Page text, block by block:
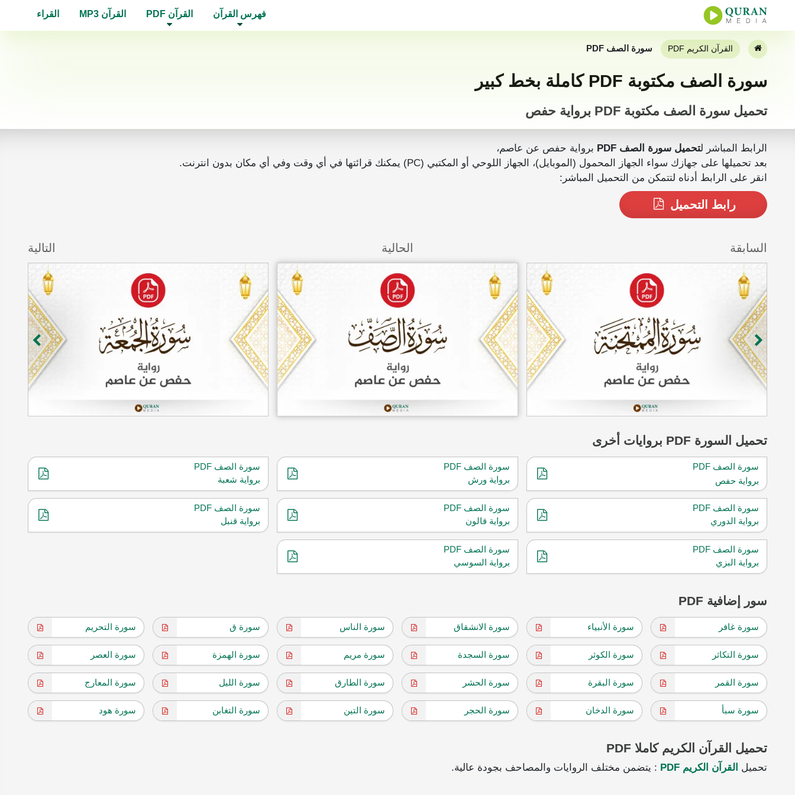
فهرس القرآن القرآن PDF القرآن MP3 القراء
القرآن الكريم PDF سورة الصف PDF
سورة الصف مكتوبة PDF كاملة بخط كبير
تحميل سورة الصف مكتوبة PDF برواية حفص
الرابط المباشر لتحميل سورة الصف PDF
برواية حفص عن عاصم،
بعد تحميلها على جهازك سواء الجهاز المحمول (الموبايل)، الجهاز اللوحي أو المكتبي (PC) يمكنك قرائتها في أي وقت وفي أي مكان بدون انترنت.
انقر على الرابط أدناه لتتمكن من التحميل المباشر:
رابط التحميل
الحالية السابقة التالية
تحميل السورة
سورة الصف PDF
برواية حفص
سورة الصف PDF
برواية ورش
سورة الصف PDF
برواية شعبة
سورة الصف PDF
برواية الدوري
سورة الصف PDF
برواية قالون
سورة الصف PDF
برواية قنبل
سورة الصف PDF
برواية البزي
سورة الصف PDF
برواية السوسي
سور إضافية PDF
سورة غافر سورة الأنبياء سورة الانشقاق سورة الناس سورة ق سورة التحريم
سورة التكاثر سورة الكوثر سورة السجدة سورة مريم سورة الهمزة سورة العصر
سورة القمر سورة البقرة سورة الحشر سورة الطارق سورة الليل سورة المعارج
سورة سبأ سورة الدخان سورة الحجر سورة التين سورة التغابن سورة هود
تحميل القرآن الكريم كاملا PDF
تحميل القرآن الكريم PDF : يتضمن مختلف الروايات والمصاحف بجودة عالية.